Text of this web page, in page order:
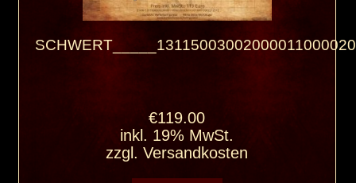
€119.00
inkl. 19% MwSt.
zzgl.Versandkosten